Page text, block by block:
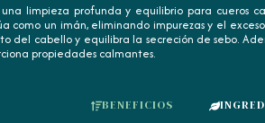
limpieza profunda y equilibrio para cueros
como un imán, eliminando impurezas y el
del cabello y equilibra la secreción de sebo.
propiedades calmantes.
BENEFICIOS